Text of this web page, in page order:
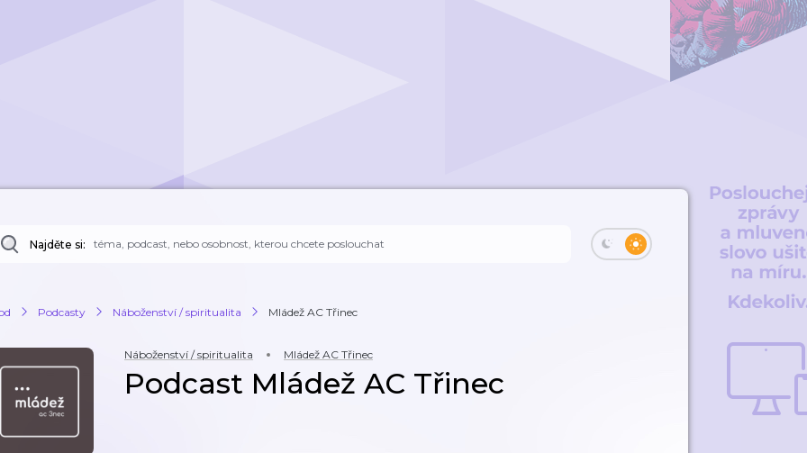
Najděte si:
Podcasty Náboženství / spiritualita Mládež AC Třinec
Náboženství / spiritualita Mládež AC Třinec
Podcast Mládež AC Třinec